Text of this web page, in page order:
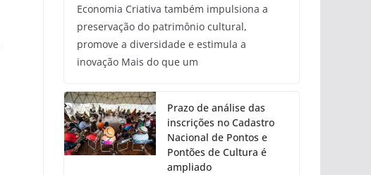
Economia Criativa também impulsiona a
preservação do patrimônio cultural,
promove a diversidade e estimula a
inovação Mais do que um
Prazo de análise das
inscrições no Cadastro
Nacional de Pontos e
Pontões de Cultura é
ampliado